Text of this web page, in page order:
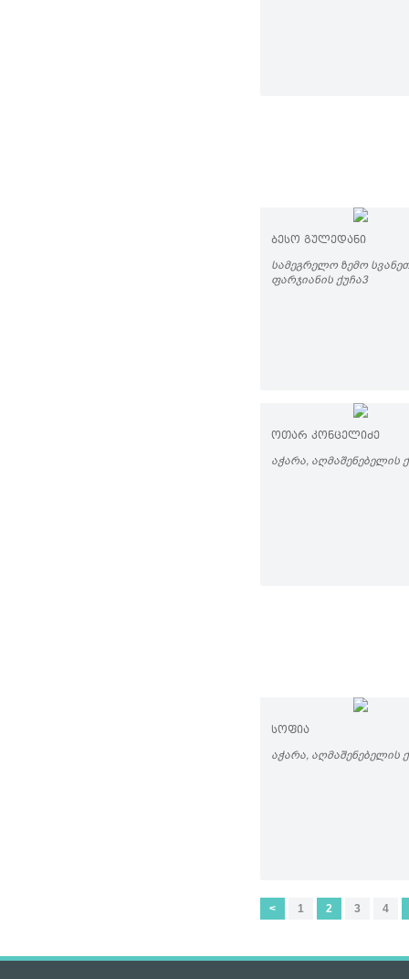
ᲑᲔᲡᲝ ᲒᲣᲚᲔᲓᲐᲜᲘ
ᲡᲐᲛᲔᲒᲠᲔᲚᲝ ᲖᲔᲛᲝ
ᲤᲐᲠᲯᲘᲐᲜᲘᲡ ᲥᲣᲩᲐ3
ᲝᲗᲐᲠ ᲙᲝᲜᲪᲔᲚᲘᲫᲔ
ᲐᲭᲐᲠᲐ, ᲐᲦᲛᲐᲨᲔᲜᲔᲑᲔᲚᲘᲡ
ᲡᲝᲤᲘᲐ
ᲐᲭᲐᲠᲐ, ᲐᲦᲛᲐᲨᲔᲜᲔᲑᲔᲚᲘᲡ
< 1 2 3 4